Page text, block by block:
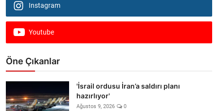
Instagram
Youtube
Öne Çıkanlar
'İsrail ordusu İran’a saldırı planı
hazırlıyor'
Ağustos 9, 2026 0